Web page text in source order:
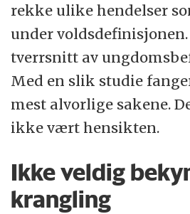
rekke ulike hendelser
under
tverrsnitt av
Med en slik studie
mest alvorlige sakene.
ikke vært hensikten.
Ikke veldig
krangling